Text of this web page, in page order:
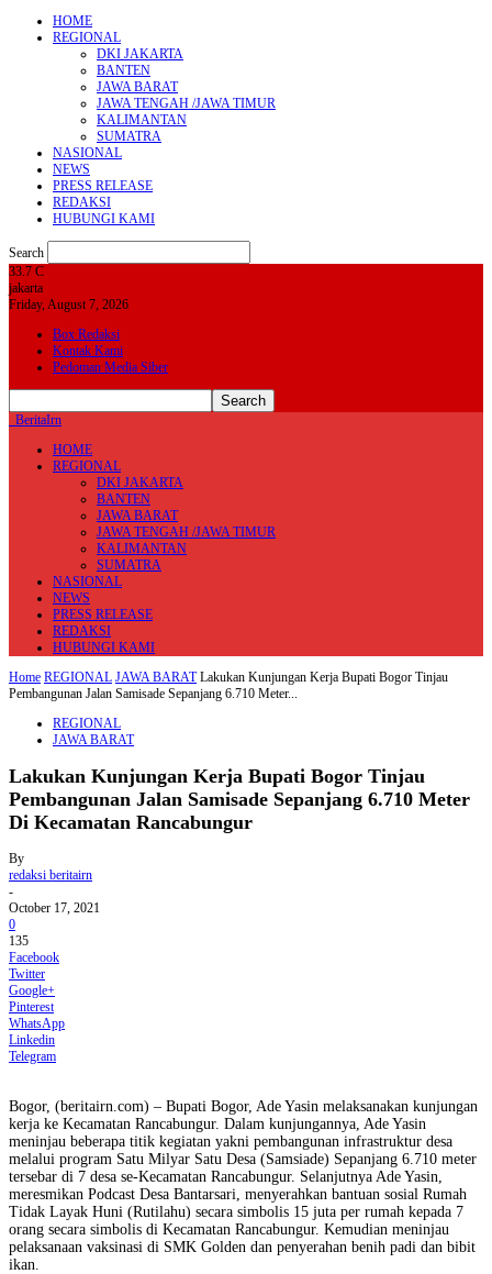
HOME
REGIONAL
DKI JAKARTA
BANTEN
JAWA BARAT
JAWA TENGAH /JAWA TIMUR
KALIMANTAN
SUMATRA
NASIONAL
NEWS
PRESS RELEASE
REDAKSI
HUBUNGI KAMI
Search
33.7 C
jakarta
Friday, August 7, 2026
Box Redaksi
Kontak Kami
Pedoman Media Siber
BeritaIrn
HOME
REGIONAL
DKI JAKARTA
BANTEN
JAWA BARAT
JAWA TENGAH /JAWA TIMUR
KALIMANTAN
SUMATRA
NASIONAL
NEWS
PRESS RELEASE
REDAKSI
HUBUNGI KAMI
Home REGIONAL JAWA BARAT Lakukan Kunjungan Kerja Bupati Bogor Tinjau
Pembangunan Jalan Samisade Sepanjang 6.710 Meter...
REGIONAL
JAWA BARAT
Lakukan Kunjungan Kerja Bupati Bogor Tinjau
Pembangunan Jalan Samisade Sepanjang 6.710 Meter
Di Kecamatan Rancabungur
By
redaksi beritairn
-
October 17, 2021
0
135
Facebook
Twitter
Google+
Pinterest
WhatsApp
Linkedin
Telegram
Bogor, (beritairn.com) – Bupati Bogor, Ade Yasin melaksanakan kunjungan
kerja ke Kecamatan Rancabungur. Dalam kunjungannya, Ade Yasin
meninjau beberapa titik kegiatan yakni pembangunan infrastruktur desa
melalui program Satu Milyar Satu Desa (Samsiade) Sepanjang 6.710 meter
tersebar di 7 desa se-Kecamatan Rancabungur. Selanjutnya Ade Yasin,
meresmikan Podcast Desa Bantarsari, menyerahkan bantuan sosial Rumah
Tidak Layak Huni (Rutilahu) secara simbolis 15 juta per rumah kepada 7
orang secara simbolis di Kecamatan Rancabungur. Kemudian meninjau
pelaksanaan vaksinasi di SMK Golden dan penyerahan benih padi dan bibit
ikan.